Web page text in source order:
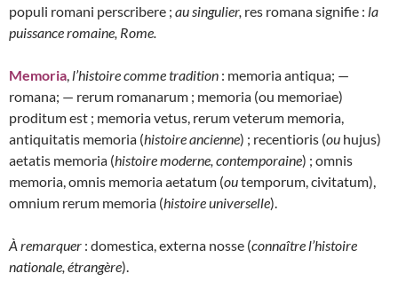
populi romani perscribere ; au singulier, res romana signifie : la
puissance romaine, Rome.
Memoria, l’histoire comme tradition : memoria antiqua; —
romana; — rerum romanarum ; memoria (ou memoriae)
proditum est ; memoria vetus, rerum veterum memoria,
antiquitatis memoria (histoire ancienne) ; recentioris (ou hujus)
aetatis memoria (histoire moderne, contemporaine) ; omnis
memoria, omnis memoria aetatum (outemporum, civitatum),
omnium rerum memoria (histoire universelle).
À remarquer : domestica, externa nosse (connaître l’histoire
nationale, étrangère).